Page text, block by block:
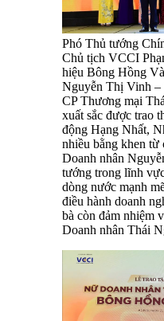
Phó Thủ tướng
Chủ tịch VCCI
hiệu Bông Hồng
Nguyễn Thị Vinh
CP Thương mại
xuất sắc được trao
động Hạng Nhất,
nhiều bằng khen từ
Doanh nhân
tướng trong lĩnh
dòng nước mạnh
điều hành doanh
bà còn đảm nhiệm
Doanh nhân Thái